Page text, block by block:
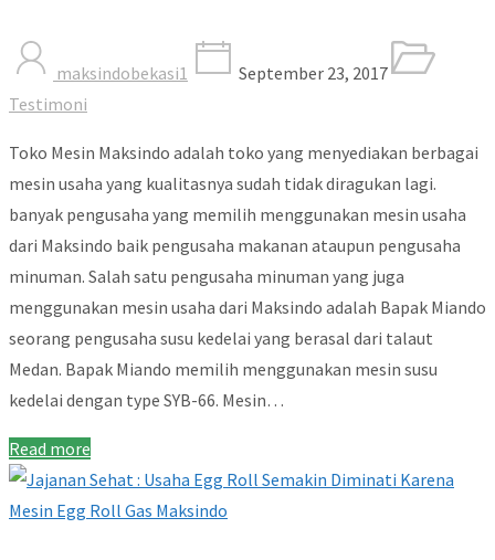
maksindobekasi1
September 23, 2017
Testimoni
Toko Mesin Maksindo adalah toko yang menyediakan berbagai
mesin usaha yang kualitasnya sudah tidak diragukan lagi.
banyak pengusaha yang memilih menggunakan mesin usaha
dari Maksindo baik pengusaha makanan ataupun pengusaha
minuman. Salah satu pengusaha minuman yang juga
menggunakan mesin usaha dari Maksindo adalah Bapak Miando
seorang pengusaha susu kedelai yang berasal dari talaut
Medan. Bapak Miando memilih menggunakan mesin susu
kedelai dengan type SYB-66. Mesin…
Read more